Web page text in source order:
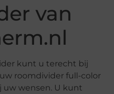
van
kunt u terecht bij
roomdivider full-color
uw wensen. U kunt